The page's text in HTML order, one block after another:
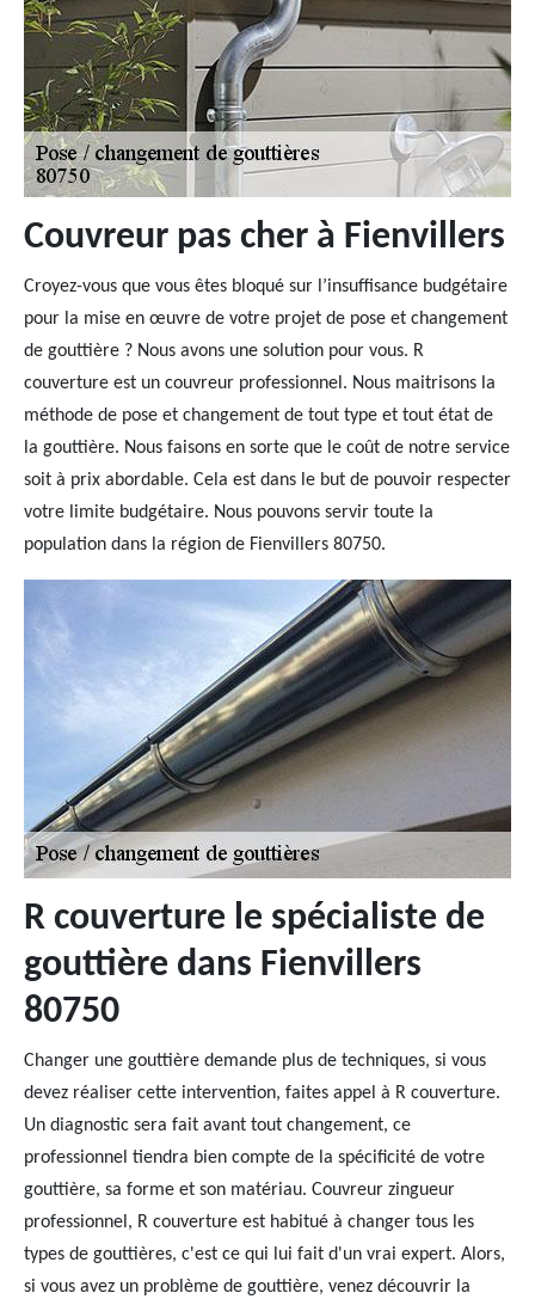
Couvreur pas cher à Fienvillers
Croyez-vous que vous êtes bloqué sur l’insuffisance budgétaire
pour la mise en œuvre de votre projet de pose et changement
de gouttière ? Nous avons une solution pour vous. R
couverture est un couvreur professionnel. Nous maitrisons la
méthode de pose et changement de tout type et tout état de
la gouttière. Nous faisons en sorte que le coût de notre service
soit à prix abordable. Cela est dans le but de pouvoir respecter
votre limite budgétaire. Nous pouvons servir toute la
population dans la région de Fienvillers 80750.
R couverture le spécialiste de
gouttière dans Fienvillers
80750
Changer une gouttière demande plus de techniques, si vous
devez réaliser cette intervention, faites appel à R couverture.
Un diagnostic sera fait avant tout changement, ce
professionnel tiendra bien compte de la spécificité de votre
gouttière, sa forme et son matériau. Couvreur zingueur
professionnel, R couverture est habitué à changer tous les
types de gouttières, c'est ce qui lui fait d'un vrai expert. Alors,
si vous avez un problème de gouttière, venez découvrir la